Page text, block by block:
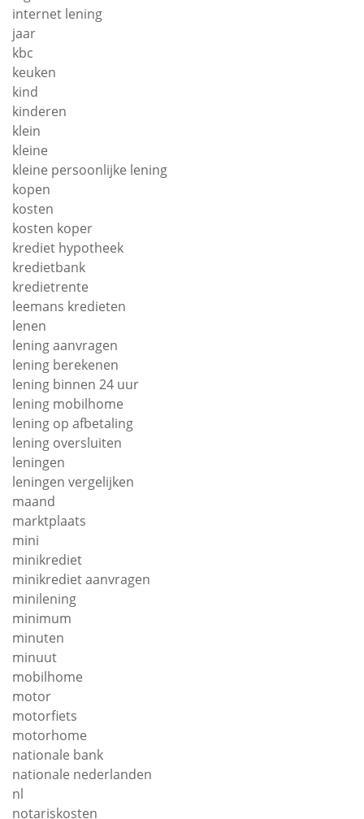
internet lening
jaar
kbc
keuken
kind
kinderen
klein
kleine
kleine persoonlijke lening
kopen
kosten
kosten koper
krediet hypotheek
kredietbank
kredietrente
leemans kredieten
lenen
lening aanvragen
lening berekenen
lening binnen 24 uur
lening mobilhome
lening op afbetaling
lening oversluiten
leningen
leningen vergelijken
maand
marktplaats
mini
minikrediet
minikrediet aanvragen
minilening
minimum
minuten
minuut
mobilhome
motor
motorfiets
motorhome
nationale bank
nationale nederlanden
nl
notariskosten